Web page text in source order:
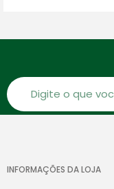
INFORMAÇÕES DA LOJA